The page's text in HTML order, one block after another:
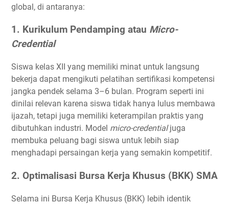
global, di antaranya:
1. Kurikulum Pendamping atau Micro-
Credential
Siswa kelas XII yang memiliki minat untuk langsung
bekerja dapat mengikuti pelatihan sertifikasi kompetensi
jangka pendek selama 3–6 bulan. Program seperti ini
dinilai relevan karena siswa tidak hanya lulus membawa
ijazah, tetapi juga memiliki keterampilan praktis yang
dibutuhkan industri. Model micro-credentialjuga
membuka peluang bagi siswa untuk lebih siap
menghadapi persaingan kerja yang semakin kompetitif.
2. Optimalisasi Bursa Kerja Khusus (BKK) SMA
Selama ini Bursa Kerja Khusus (BKK) lebih identik